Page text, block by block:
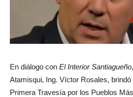
En diálogo con El Interior Santiagueño
Atamisqui, Ing. Víctor Rosales,
Primera Travesía por los Pueblos